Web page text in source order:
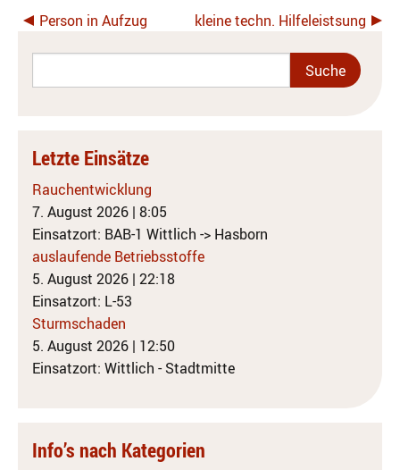
Person in Aufzug kleine techn. Hilfeleistsung
Letzte Einsätze
Rauchentwicklung
7. August 2026 | 8:05
Einsatzort: BAB-1 Wittlich -> Hasborn
auslaufende Betriebsstoffe
5. August 2026 | 22:18
Einsatzort: L-53
Sturmschaden
5. August 2026 | 12:50
Einsatzort: Wittlich - Stadtmitte
Info’s nach Kategorien